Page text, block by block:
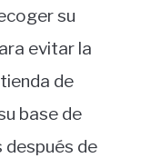
su
evitar la
de
base de
de